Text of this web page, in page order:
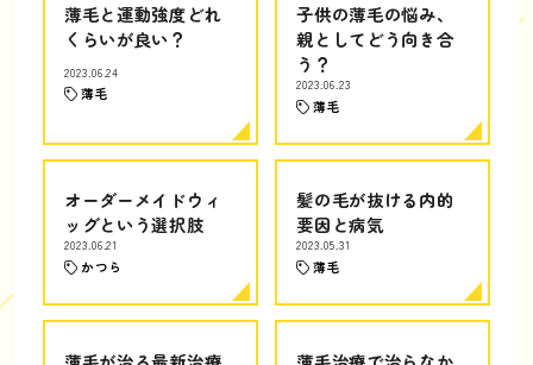
薄毛と運動強度どれ
くらいが良い？
2023.06.24
薄毛
子供の薄毛の悩み、
親としてどう向き合
う？
2023.06.23
薄毛
オーダーメイドウィ
ッグという選択肢
2023.06.21
かつら
髪の毛が抜ける内的
要因と病気
2023.05.31
薄毛